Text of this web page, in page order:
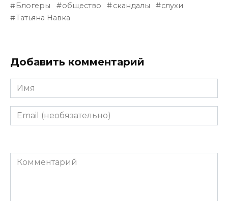
Блогеры общество скандалы
слухи
Татьяна Навка
Добавить комментарий
Имя
Email
(необязательно)
Комментарий